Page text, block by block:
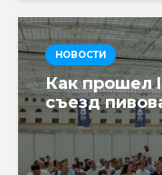
НОВОСТИ
Как прошел
съезд